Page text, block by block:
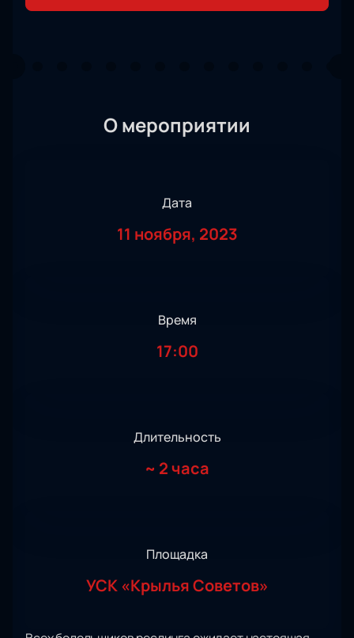
О мероприятии
Дата
11 ноября, 2023
Время
17:00
Длительность
~ 2 часа
Площадка
УСК «Крылья Советов»